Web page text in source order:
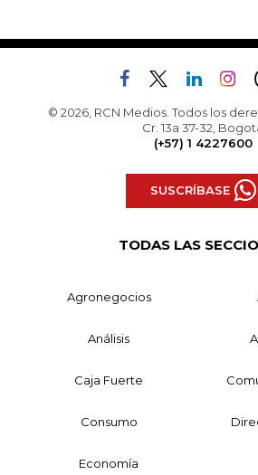
© 2026, RCN Medios. Todos los
Cr. 13a 37-32,
(+57) 1 4227600
SUSCRÍBASE
TODAS LAS
Agronegocios
Análisis
Caja Fuerte
Consumo
Economía